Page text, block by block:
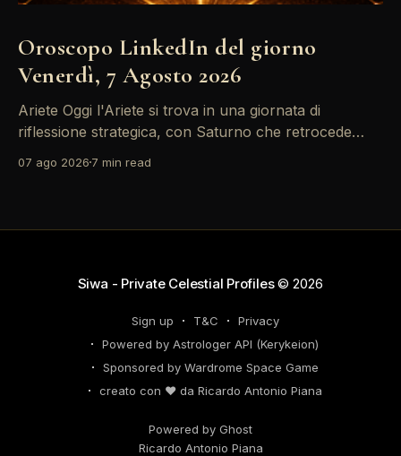
Oroscopo LinkedIn del giorno
Venerdì, 7 Agosto 2026
Ariete Oggi l'Ariete si trova in una giornata di
riflessione strategica, con Saturno che retrocede
riconsiderare il tuo personal brand e l'engagement
07 ago 2026 7 min read
Siwa - Private Celestial Profiles© 2026
Sign up T&C
Privacy
Powered by Astrologer API (Kerykeion)
Sponsored by Wardrome Space Game
creato con ❤️ da Ricardo Antonio Piana
Powered by Ghost
Ricardo Antonio Piana